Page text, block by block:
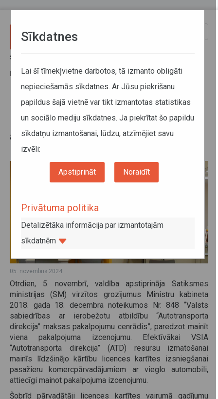
Sākums
licences kartītes izsniegšanas kārtību un cenu
Mainīs pasažieru
komercpārvadājumiem ar vieglo
automobili licences kartītes
izsniegšanas kārtību un cenu
05. novembris 2024
Otrdien, 5. novembrī, valdība apstiprināja Satiksmes
ministrijas (SM) virzītos grozījumus Ministru kabineta
2018. gada 18. decembra noteikumos Nr. 848 “Valsts
sabiedrības ar ierobežotu atbildību “Autotransporta
direkcija” maksas pakalpojumu cenrādis”, paredzot mainīt
viena pakalpojuma izcenojumu. Efektīvākai VSIA
“Autotransporta direkcija” (ATD) resursu izmatošanai
mainīs līdzšinējo kārtību licences kartītes izsniegšanai
pasažieru komercpārvadājumiem ar vieglo automobili,
attiecīgi mainot pakalpojuma izcenojumu.
Šobrīd pārvadātāji licences kartītes vairumā gadījumu
Sīkdatnes
Lai šī tīmekļvietne darbotos, tā izmanto obligāti
nepieciešamās sīkdatnes. Ar Jūsu piekrišanu
papildus šajā vietnē var tikt izmantotas statistikas
un sociālo mediju sīkdatnes. Ja piekrītat šo papildu
sīkdatņu izmantošanai, lūdzu, atzīmējiet savu
izvēli:
Apstiprināt Noraidīt
Privātuma politika
Detalizētāka informācija par izmantotajām
sīkdatnēm